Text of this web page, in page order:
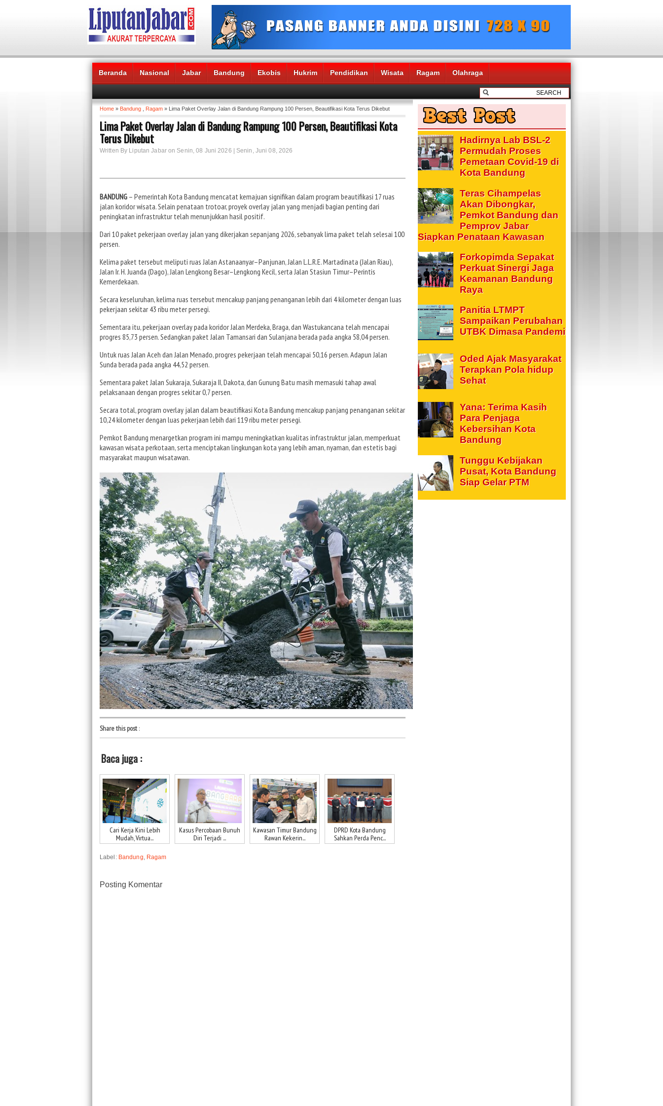
Beranda Nasional Jabar Bandung Ekobis Hukrim Pendidikan Wisata Ragam Olahraga
Headlines News :
Home » Bandung Ragam » Lima Paket Overlay Jalan di Bandung Rampung 100 Persen, Beautifikasi Kota Terus Dikebut
Lima Paket Overlay Jalan di Bandung Rampung 100 Persen, Beautifikasi Kota
Terus Dikebut
Written By Liputan Jabar on Senin, 08 Juni 2026 | Senin, Juni 08, 2026
BANDUNG – Pemerintah Kota Bandung mencatat kemajuan signifikan dalam program beautifikasi 17 ruas
jalan koridor wisata. Selain penataan trotoar, proyek overlay jalan yang menjadi bagian penting dari
peningkatan infrastruktur telah menunjukkan hasil positif.
Dari 10 paket pekerjaan overlay jalan yang dikerjakan sepanjang 2026, sebanyak lima paket telah selesai 100
persen.
Kelima paket tersebut meliputi ruas Jalan Astanaanyar–Panjunan, Jalan L.L.R.E. Martadinata (Jalan Riau),
Jalan Ir. H. Juanda (Dago), Jalan Lengkong Besar–Lengkong Kecil, serta Jalan Stasiun Timur–Perintis
Kemerdekaan.
Secara keseluruhan, kelima ruas tersebut mencakup panjang penanganan lebih dari 4 kilometer dengan luas
pekerjaan sekitar 43 ribu meter persegi.
Sementara itu, pekerjaan overlay pada koridor Jalan Merdeka, Braga, dan Wastukancana telah mencapai
progres 85,73 persen. Sedangkan paket Jalan Tamansari dan Sulanjana berada pada angka 58,04 persen.
Untuk ruas Jalan Aceh dan Jalan Menado, progres pekerjaan telah mencapai 50,16 persen. Adapun Jalan
Sunda berada pada angka 44,52 persen.
Sementara paket Jalan Sukaraja, Sukaraja II, Dakota, dan Gunung Batu masih memasuki tahap awal
pelaksanaan dengan progres sekitar 0,7 persen.
Secara total, program overlay jalan dalam beautifikasi Kota Bandung mencakup panjang penanganan sekitar
10,24 kilometer dengan luas pekerjaan lebih dari 119 ribu meter persegi.
Pemkot Bandung menargetkan program ini mampu meningkatkan kualitas infrastruktur jalan, memperkuat
kawasan wisata perkotaan, serta menciptakan lingkungan kota yang lebih aman, nyaman, dan estetis bagi
masyarakat maupun wisatawan.
Share this post:
Baca juga :
Cari Kerja Kini Lebih
Mudah, Virtua...
Kasus Percobaan Bunuh
Diri Terjadi ...
Kawasan Timur Bandung
Rawan Kekerin...
DPRD Kota Bandung
Sahkan Perda Penc...
Label: Bandung Ragam
Posting Komentar
Hadirnya Lab BSL-2
Permudah Proses
Pemetaan Covid-19 di
Kota Bandung
Teras Cihampelas
Akan Dibongkar,
Pemkot Bandung dan
Pemprov Jabar
Siapkan Penataan Kawasan
Forkopimda Sepakat
Perkuat Sinergi Jaga
Keamanan Bandung
Raya
Panitia LTMPT
Sampaikan Perubahan
UTBK Dimasa Pandemi
Oded Ajak Masyarakat
Terapkan Pola hidup
Sehat
Yana: Terima Kasih
Para Penjaga
Kebersihan Kota
Bandung
Tunggu Kebijakan
Pusat, Kota Bandung
Siap Gelar PTM